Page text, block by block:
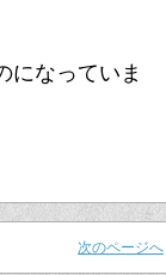
になっていま
次のページへ